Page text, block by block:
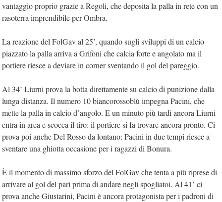
vantaggio proprio grazie a Regoli, che deposita la palla in rete con un
rasoterra imprendibile per Ombra.
La reazione del FolGav al 25’, quando sugli sviluppi di un calcio
piazzato la palla arriva a Grifoni che calcia forte e angolato ma il
portiere riesce a deviare in corner sventando il gol del pareggio.
Al 34’ Liurni prova la botta direttamente su calcio di punizione dalla
lunga distanza. Il numero 10 biancorossoblù impegna Pacini, che
mette la palla in calcio d’angolo. E un minuto più tardi ancora Liurni
entra in area e scocca il tiro: il portiere si fa trovare ancora pronto. Ci
prova poi anche Del Rosso da lontano: Pacini in due tempi riesce a
sventare una ghiotta occasione per i ragazzi di Bonura.
È il momento di massimo sforzo del FolGav che tenta a più riprese di
arrivare al gol del pari prima di andare negli spogliatoi. Al 41’ ci
prova anche Giustarini, Pacini è ancora protagonista per i padroni di